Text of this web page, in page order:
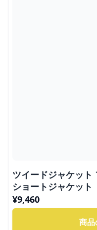
ツイードジャケット
ショートジャケット
¥9,460
商品